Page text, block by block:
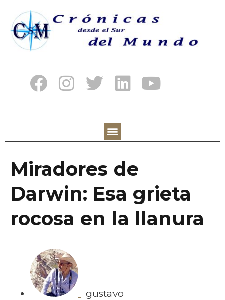
Miradores de
Darwin: Esa grieta
rocosa en la llanura
gustavo